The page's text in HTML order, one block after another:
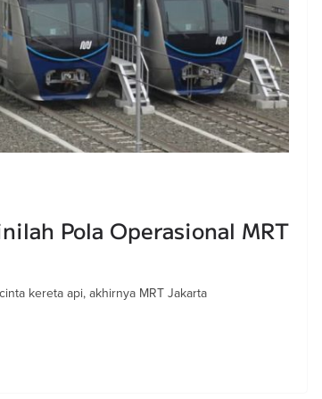
Pola Operasional MRT
kereta api, akhirnya MRT Jakarta